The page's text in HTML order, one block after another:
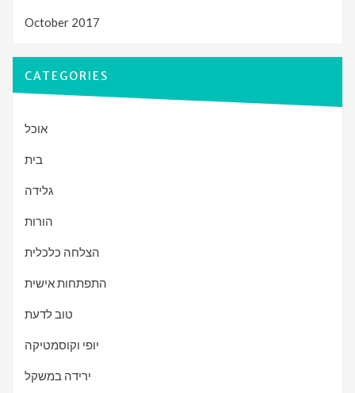
October 2017
CATEGORIES
אוכל
בית
גלידה
הורות
הצלחה כלכלית
התפתחות אישית
טוב לדעת
יופי וקוסמטיקה
ירידה במשקל